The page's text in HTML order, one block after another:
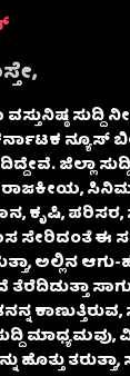
ಸುದ್ದಿ
ನ್ಯೂಸ್
ಜಿಲ್ಲಾ
ಕೃಷಿ, ಪರಿಸರ,
ಸೇರಿದಂತೆ ಈ
ಅಲ್ಲಿನ
ಮಾಧ್ಯಮವು,